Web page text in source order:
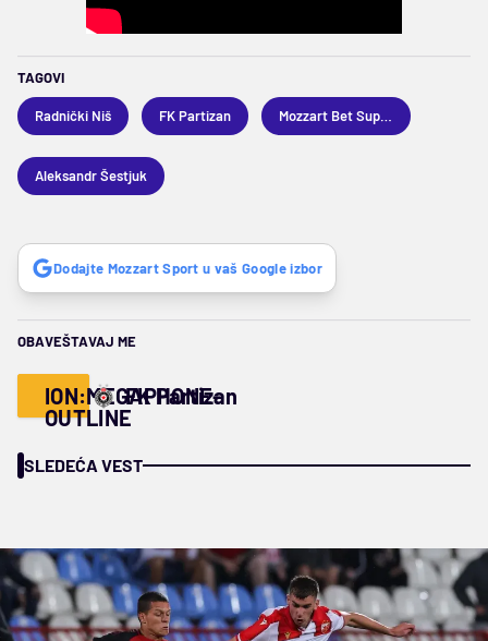
TAGOVI
Radnički Niš FK Partizan
Aleksandr Šestjuk
Dodajte Mozzart Sport u vaš Google izbor
OBAVEŠTAVAJ ME
ION:MEGAPHONE-
OUTLINE
FK Partizan
SLEDEĆA VEST